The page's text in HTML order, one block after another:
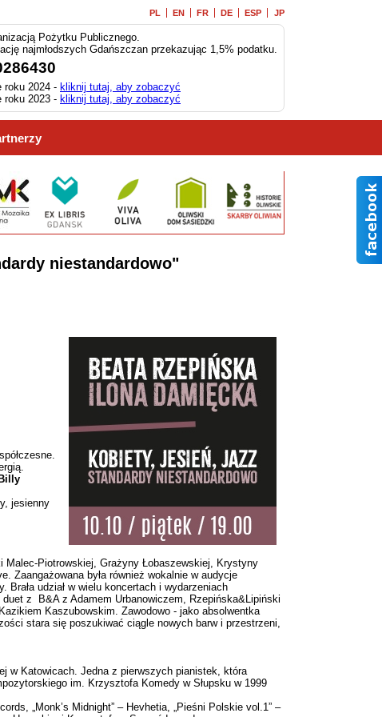
PL EN FR DE ESP JP
Pożytku Publicznego.
najmłodszych Gdańszczan przekazując 1,5% podatku.
roku 2024 - kliknij tutaj, aby zobaczyć
roku 2023 - kliknij tutaj, aby zobaczyć
niestandardowo"
Billy
jesienny
Malec-Piotrowskiej, Grażyny Łobaszewskiej, Krystyny
Zaangażowana była również wokalnie w audycje
udział w wielu koncertach i wydarzeniach
z B&A z Adamem Urbanowiczem, Rzepińska&Lipiński
Kaszubowskim. Zawodowo - jako absolwentka
stara się poszukiwać ciągle nowych barw i przestrzeni,
w Katowicach. Jedna z pierwszych pianistek, która
im. Krzysztofa Komedy w Słupsku w 1999
„Monk’s Midnight” – Hevhetia, „Pieśni Polskie vol.1” –